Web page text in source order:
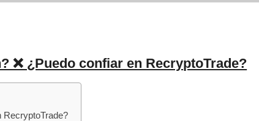
❌ ¿Puedo confiar en RecryptoTrade?
RecryptoTrade?